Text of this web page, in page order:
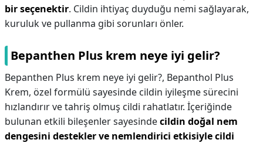
bir seçenektir. Cildin ihtiyaç duyduğu nemi sağlayarak,
kuruluk ve pullanma gibi sorunları önler.
Bepanthen Plus krem neye iyi gelir?
Bepanthen Plus krem neye iyi gelir?, Bepanthol Plus
Krem, özel formülü sayesinde cildin iyileşme sürecini
hızlandırır ve tahriş olmuş cildi rahatlatır. İçeriğinde
bulunan etkili bileşenler sayesindecildin doğal nem
dengesini destekler ve nemlendirici etkisiyle cildi